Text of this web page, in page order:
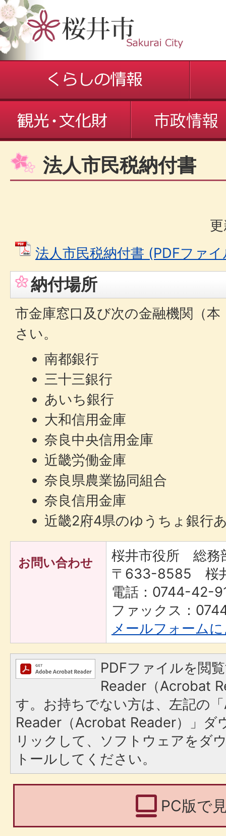
法人市民税納付書
法人市民税納付書 (PDFファ
納付場所
市金庫窓口及び次の金融機関（
さい。
南都銀行
三十三銀行
あいち銀行
大和信用金庫
奈良中央信用金庫
近畿労働金庫
奈良県農業協同組合
奈良信用金庫
近畿2府4県のゆうちょ銀行
お問い合わせ
桜井市役所 総
〒633-8585 桜
電話：0744-42-
ファックス：
メールフォーム
PDFファイルを閲
Reader（Acrobat
す。お持ちでない方は、左記の
Reader（Acrobat Reader）」ダ
リックして、ソフトウェアをダ
トールしてください。
PC版で